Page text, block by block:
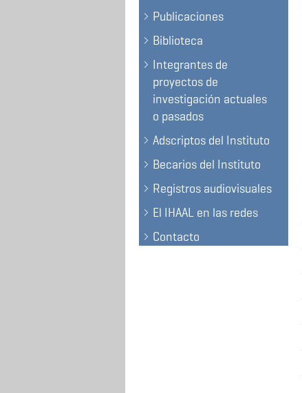
Publicaciones
Biblioteca
Integrantes de
proyectos de
investigación actuales
o pasados
Adscriptos del Instituto
Becarios del Instituto
Registros audiovisuales
El IHAAL en las redes
Contacto